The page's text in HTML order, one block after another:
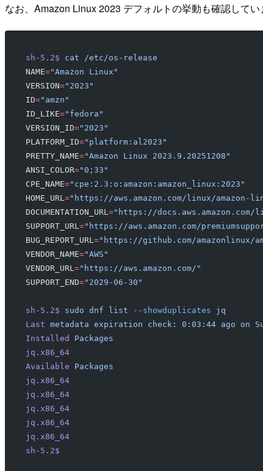
なお、Amazon Linux 2023 デフォルトの挙動も確認してい
sh-5.2$ cat /etc/os-release
NAME="Amazon Linux"
VERSION="2023"
ID="amzn"
ID_LIKE="fedora"
VERSION_ID="2023"
PLATFORM_ID="platform:al2023"
PRETTY_NAME="Amazon Linux 2023.9.20251208"
ANSI_COLOR="0;33"
CPE_NAME="cpe:2.3:o:amazon:amazon_linux:2023"
HOME_URL="https://aws.amazon.com/linux/amazon-
DOCUMENTATION_URL="https://docs.aws.amazon.com/
SUPPORT_URL="https://aws.amazon.com/
BUG_REPORT_URL="https://github.com/amazonlinux/
VENDOR_NAME="AWS"
VENDOR_URL="https://aws.amazon.com/"
SUPPORT_END="2029-06-30"
sh-5.2$ sudo dnf list --showduplicates jq
Last metadata expiration check: 0:03:44 ago on
Installed
Packages
jq.x86_64
Available Packages
jq.x86_64
jq.x86_64
jq.x86_64
jq.x86_64
jq.x86_64
sh-5.2$